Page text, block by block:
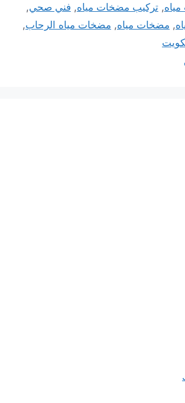
,تركيب مضخات مياه, فني صحي,
, مضخات مياه, مضخات مياه الرحاب,